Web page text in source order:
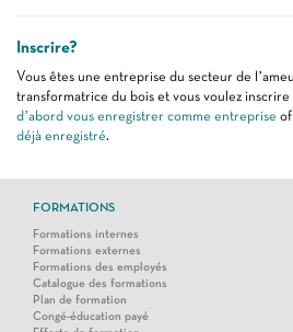
Inscrire?
Vous êtes une entreprise du secteur de
transformatrice du bois et vous voulez
d’abord vous enregistrer comme entreprise of
déjà enregistré.
FORMATIONS
Formations internes
Formations externes
Formations des employés
Catalogue des formations
Plan de formation
Congé-éducation payé